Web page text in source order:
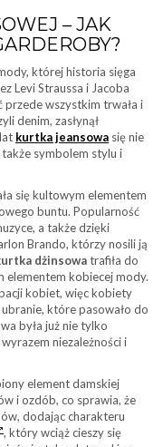
– JAK
której historia sięga
Levi Straussa i Jacoba
przede wszystkim trwała i
denim, zasłynął
kurtka jeansowa się nie
symbolem stylu i
się kultowym elementem
buntu. Popularność
a także dzięki
Brando, którzy nosili ją
dżinsowatrafiła do
elementem kobiecej mody.
kobiet, więc kobiety
które pasowało do
była już nie tylko
niezależności i
element damskiej
i ozdób, co sprawia, że
dodając charakteru
, który wciąż cieszy się